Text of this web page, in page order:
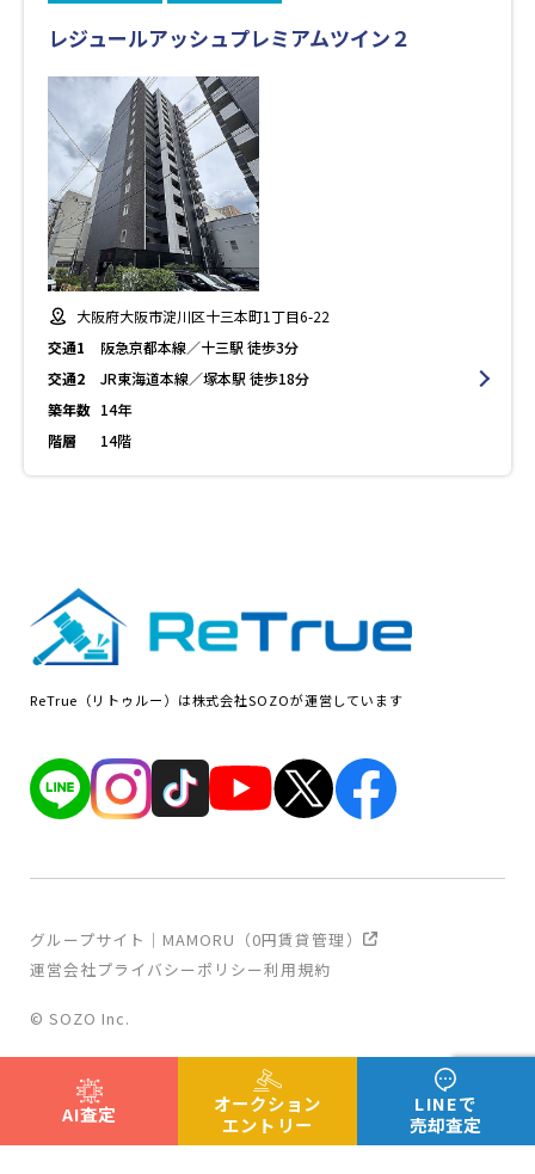
レジュールアッシュプレミアムツイン２
大阪府大阪市淀川区十三本町1丁目6-22
交通1
阪急京都本線／十三駅 徒歩3分
交通2
JR東海道本線／塚本駅 徒歩18分
築年数 14年
階層
14階
AI査定
オークション
エントリー
LINEで
売却査定
ReTrue（リトゥルー）は株式会社SOZOが運営しています
運営会社プライバシーポリシー利用規約
グループサイト｜MAMORU（0円賃貸管理）
© SOZO Inc.